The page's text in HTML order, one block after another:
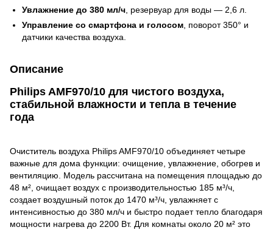
Увлажнение до 380 мл/ч , резервуар для воды — 2,6 л.
Управление со смартфона и голосом , поворот 350° и
датчики качества воздуха.
Описание
Philips AMF970/10 для чистого воздуха,
стабильной влажности и тепла в течение
года
Очиститель воздуха Philips AMF970/10 объединяет четыре
важные для дома функции: очищение, увлажнение, обогрев и
вентиляцию. Модель рассчитана на помещения площадью до
48 м², очищает воздух с производительностью 185 м³/ч,
создает воздушный поток до 1470 м³/ч, увлажняет с
интенсивностью до 380 мл/ч и быстро подает тепло благодаря
мощности нагрева до 2200 Вт. Для комнаты около 20 м² это